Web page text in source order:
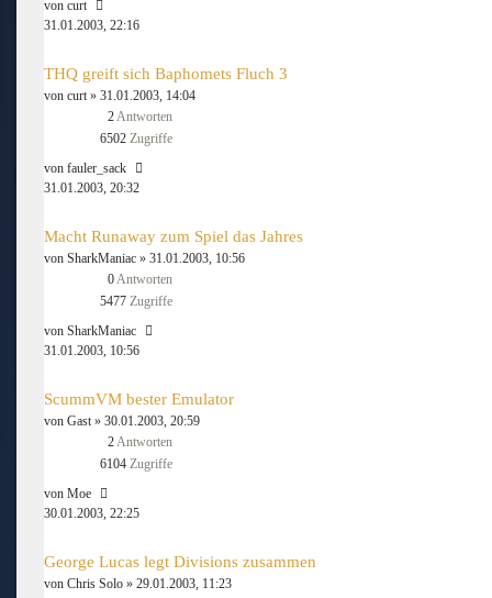
von curt
31.01.2003, 22:16
THQ greift sich Baphomets Fluch 3
von curt» 31.01.2003, 14:04
2Antworten
6502 Zugriffe
von fauler_sack
31.01.2003, 20:32
Macht Runaway zum Spiel das Jahres
von SharkManiac » 31.01.2003, 10:56
0Antworten
5477 Zugriffe
von SharkManiac
31.01.2003, 10:56
ScummVM bester Emulator
von Gast» 30.01.2003, 20:59
2Antworten
6104 Zugriffe
von Moe
30.01.2003, 22:25
George Lucas legt Divisions zusammen
von Chris Solo » 29.01.2003, 11:23